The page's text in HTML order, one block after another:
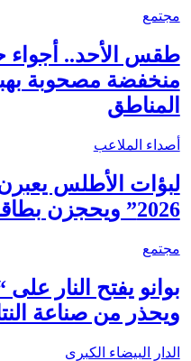
مجتمع
طقس الأحد..
منخفضة مصحوبة
المناطق
أصداء الملاعب
لبؤات الأطلس
2026” ويحجزن بطاقة المونديال
مجتمع
بوانو يفتح النار
ويحذر من صناعة
الدار البيضاء الكبرى